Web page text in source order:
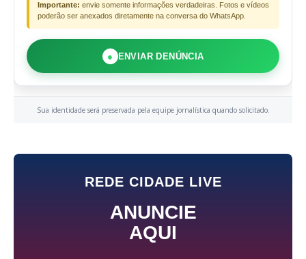
Importante: envie somente informações verdadeiras. Fotos e vídeos
poderão ser anexados diretamente na conversa do WhatsApp.
● ENVIAR DENÚNCIA
Sua identidade será preservada pela equipe jornalística quando solicitado.
REDE CIDADE LIVE
ANUNCIE
AQUI